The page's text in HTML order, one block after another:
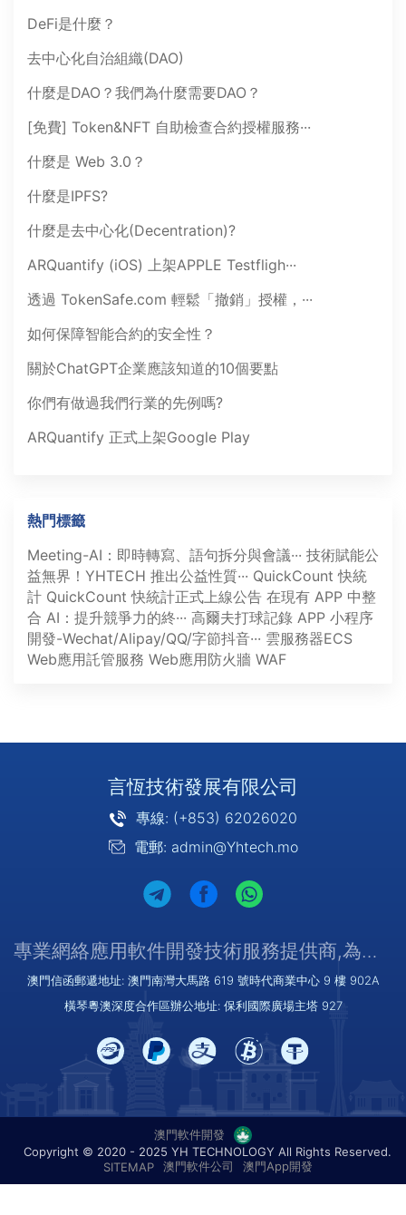
DeFi是什麼？
去中心化自治組織(DAO)
什麼是DAO？我們為什麼需要DAO？
[免費] Token&NFT 自助檢查合約授權服務···
什麼是 Web 3.0？
什麼是IPFS?
什麼是去中心化(Decentration)?
ARQuantify (iOS) 上架APPLE Testfligh···
透過 TokenSafe.com 輕鬆「撤銷」授權，···
如何保障智能合約的安全性？
關於ChatGPT企業應該知道的10個要點
你們有做過我們行業的先例嗎?
ARQuantify 正式上架Google Play
熱門標籤
Meeting-AI：即時轉寫、語句拆分與會議··· 技術賦能公
益無界！YHTECH 推出公益性質··· QuickCount 快統
計 QuickCount 快統計正式上線公告 在現有 APP 中整
合 AI：提升競爭力的終··· 高爾夫打球記錄 APP 小程序
開發-Wechat/Alipay/QQ/字節抖音··· 雲服務器ECS
Web應用託管服務 Web應用防火牆 WAF
言恆技術發展有限公司
專線: (+853) 62026020
電郵: admin@Yhtech.mo
專業網絡應用軟件開發技術服務提供商,為您提供優質/可靠的服務
澳門信函郵遞地址: 澳門南灣大馬路 619 號時代商業中心 9 樓 902A
橫琴粵澳深度合作區辦公地址: 保利國際廣場主塔 927
澳門軟件開發
Copyright © 2020 - 2025 YH TECHNOLOGY All Rights Reserved.
SITEMAP
澳門軟件公司 澳門App開發